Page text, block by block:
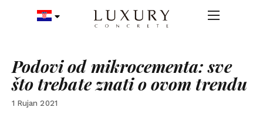
Podovi od mikrocementa: sve
što trebate znati o ovom trendu
1 Rujan 2021